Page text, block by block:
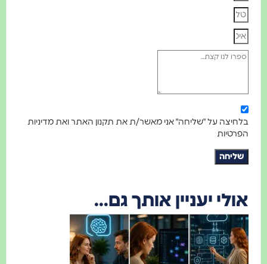
על "שליחה" אני מאשר/ת את תקנון האתר ואת מדיניות
שליחה
יעניין אותך גם...